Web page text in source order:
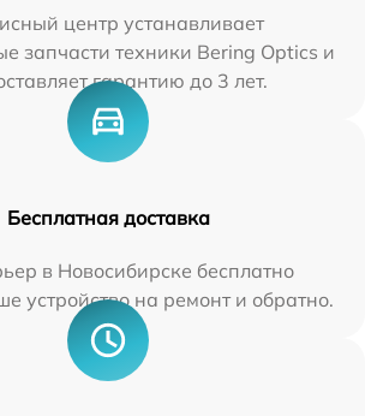
центр устанавливает
запчасти техники Bering Optics и
гарантию до 3 лет.
Бесплатная доставка
в Новосибирске бесплатно
устройство на ремонт и обратно.